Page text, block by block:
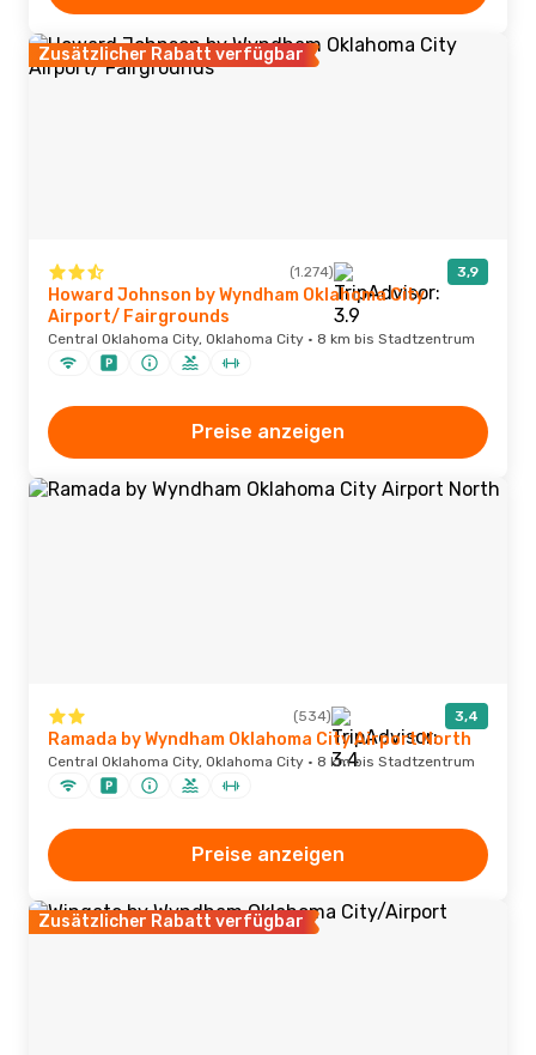
Zusätzlicher Rabatt verfügbar
(1.274) 3,9
Howard Johnson by Wyndham Oklahoma City
Airport/ Fairgrounds
Central Oklahoma City, Oklahoma City · 8 km bis Stadtzentrum
Preise anzeigen
(534) 3,4
Ramada by Wyndham Oklahoma City Airport North
Central Oklahoma City, Oklahoma City · 8 km bis Stadtzentrum
Preise anzeigen
Zusätzlicher Rabatt verfügbar